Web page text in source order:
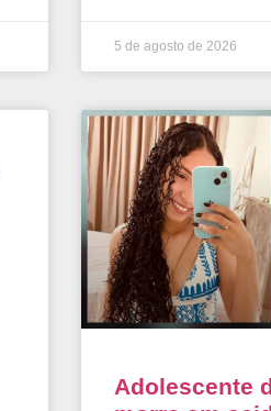
5 de agosto de 2026
Adolescente